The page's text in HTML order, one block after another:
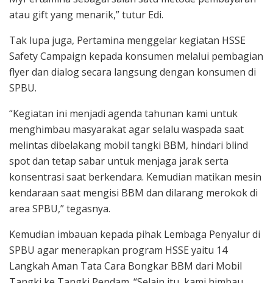
atau gift yang menarik,” tutur Edi.
Tak lupa juga, Pertamina menggelar kegiatan HSSE
Safety Campaign kepada konsumen melalui pembagian
flyer dan dialog secara langsung dengan konsumen di
SPBU.
“Kegiatan ini menjadi agenda tahunan kami untuk
menghimbau masyarakat agar selalu waspada saat
melintas dibelakang mobil tangki BBM, hindari blind
spot dan tetap sabar untuk menjaga jarak serta
konsentrasi saat berkendara. Kemudian matikan mesin
kendaraan saat mengisi BBM dan dilarang merokok di
area SPBU,” tegasnya.
Kemudian imbauan kepada pihak Lembaga Penyalur di
SPBU agar menerapkan program HSSE yaitu 14
Langkah Aman Tata Cara Bongkar BBM dari Mobil